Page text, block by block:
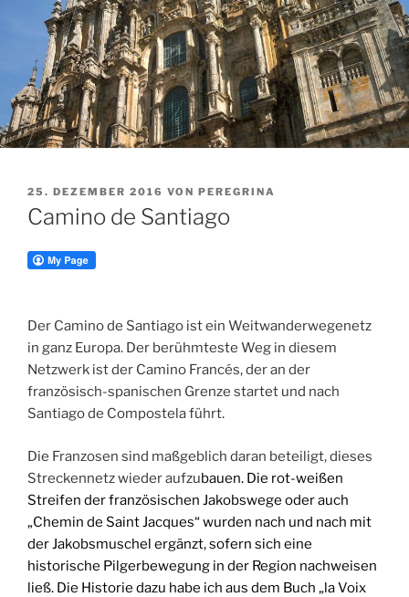
VERÖFFENTLICHT
AM
25. DEZEMBER 2016 VON PEREGRINA
Camino de Santiago
Der Camino de Santiago ist ein Weitwanderwegenetz
in ganz Europa. Der berühmteste Weg in diesem
Netzwerk ist der Camino Francés, der an der
französisch-spanischen Grenze startet und nach
Santiago de Compostela führt.
Die Franzosen sind maßgeblich daran beteiligt, dieses
Streckennetz wieder aufzubauen. Die rot-weißen
Streifen der französischen Jakobswege oder auch
„Chemin de Saint Jacques“ wurden nach und nach mit
der Jakobsmuschel ergänzt, sofern sich eine
historische Pilgerbewegung in der Region nachweisen
ließ. Die Historie dazu habe ich aus dem Buch „la Voix